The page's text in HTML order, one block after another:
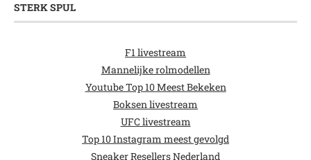
STERK SPUL
F1 livestream
Mannelijke rolmodellen
Youtube Top 10 Meest Bekeken
Boksen livestream
UFC livestream
Top 10 Instagram meest gevolgd
Sneaker Resellers Nederland